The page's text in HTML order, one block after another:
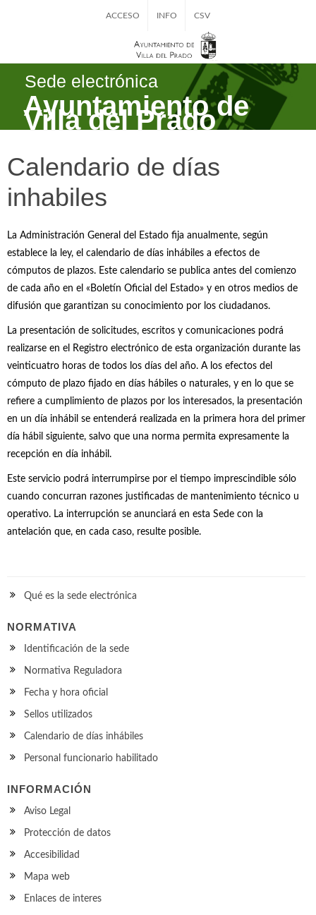
ACCESO INFO CSV
Sede electrónica
Ayuntamiento de
Villa del Prado
Calendario de días
inhabiles
La Administración General del Estado fija anualmente, según
establece la ley, el calendario de días inhábiles a efectos de
cómputos de plazos. Este calendario se publica antes del comienzo
de cada año en el «Boletín Oficial del Estado» y en otros medios de
difusión que garantizan su conocimiento por los ciudadanos.
La presentación de solicitudes, escritos y comunicaciones podrá
realizarse en el Registro electrónico de esta organización durante las
veinticuatro horas de todos los días del año. A los efectos del
cómputo de plazo fijado en días hábiles o naturales, y en lo que se
refiere a cumplimiento de plazos por los interesados, la presentación
en un día inhábil se entenderá realizada en la primera hora del primer
día hábil siguiente, salvo que una norma permita expresamente la
recepción en día inhábil.
Este servicio podrá interrumpirse por el tiempo imprescindible sólo
cuando concurran razones justificadas de mantenimiento técnico u
operativo. La interrupción se anunciará en esta Sede con la
antelación que, en cada caso, resulte posible.
Qué es la sede electrónica
NORMATIVA
Identificación de la sede
Normativa Reguladora
Fecha y hora oficial
Sellos utilizados
Calendario de días inhábiles
Personal funcionario habilitado
INFORMACIÓN
Aviso Legal
Protección de datos
Accesibilidad
Mapa web
Enlaces de interes